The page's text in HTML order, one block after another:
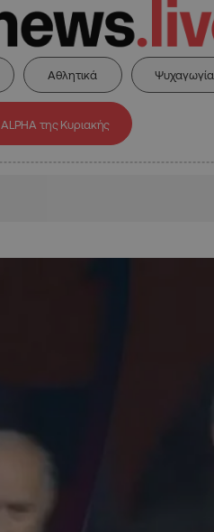
Αθλητικά Ψυχαγωγία
ALPHA της Κυριακής